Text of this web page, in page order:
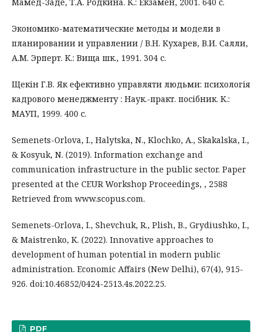
Экономико-математические методы и модели в
планировании и управлении / В.Н. Кухарев, В.И. Салли,
А.М. Эрперт. К.: Вища шк., 1991. 304 с.
Щекін Г.В. Як ефективно управляти людьми: психологія
кадрового менеджменту : Наук.-практ. посібник. К.:
МАУП, 1999. 400 с.
Semenets-Orlova, I., Halytska, N., Klochko, A., Skakalska, I.,
& Kosyuk, N. (2019). Information exchange and
communication infrastructure in the public sector. Paper
presented at the CEUR Workshop Proceedings, , 2588
Retrieved from www.scopus.com.
Semenets-Orlova, I., Shevchuk, R., Plish, B., Grydiushko, I.,
& Maistrenko, K. (2022). Innovative approaches to
development of human potential in modern public
administration. Economic Affairs (New Delhi), 67(4), 915-
926. doi:10.46852/0424-2513.4s.2022.25.
PDF